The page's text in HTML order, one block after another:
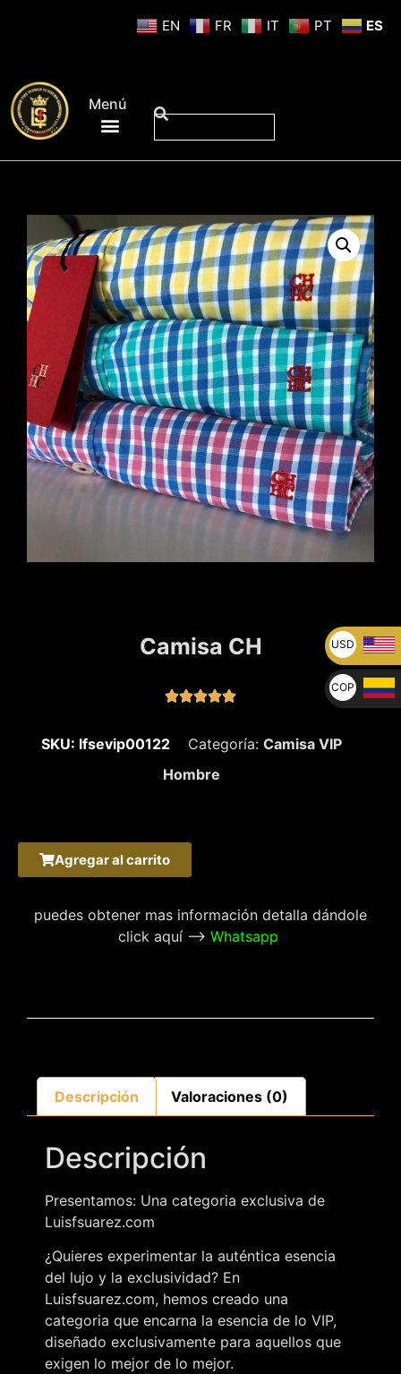
Menú
Camisa CH

SKU: lfsevip00122 Categoría: Camisa VIP
Hombre
Agregar al carrito
puedes obtener mas información detalla dándole
click aquí –> Whatsapp
Descripción Valoraciones (0)
Descripción
Presentamos: Una categoria exclusiva de
Luisfsuarez.com
¿Quieres experimentar la auténtica esencia
del lujo y la exclusividad? En
Luisfsuarez.com, hemos creado una
categoria que encarna la esencia de lo VIP,
diseñado exclusivamente para aquellos que
exigen lo mejor de lo mejor.
EN FR IT PT ES
USD
U$
COP
$